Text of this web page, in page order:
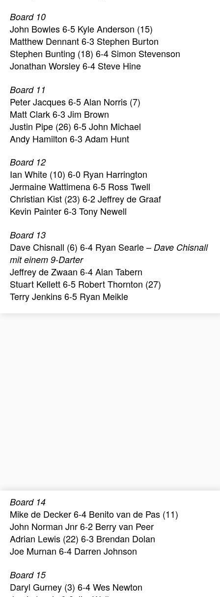
Board 10
John Bowles 6-5 Kyle Anderson (15)
Matthew Dennant 6-3 Stephen Burton
Stephen Bunting (18) 6-4 Simon Stevenson
Jonathan Worsley 6-4 Steve Hine
Board 11
Peter Jacques 6-5 Alan Norris (7)
Matt Clark 6-3 Jim Brown
Justin Pipe (26) 6-5 John Michael
Andy Hamilton 6-3 Adam Hunt
Board 12
Ian White (10) 6-0 Ryan Harrington
Jermaine Wattimena 6-5 Ross Twell
Christian Kist (23) 6-2 Jeffrey de Graaf
Kevin Painter 6-3 Tony Newell
Board 13
Dave Chisnall (6) 6-4 Ryan Searle – Dave Chisnall
mit einem 9-Darter
Jeffrey de Zwaan 6-4 Alan Tabern
Stuart Kellett 6-5 Robert Thornton (27)
Terry Jenkins 6-5 Ryan Meikle
Board 14
Mike de Decker 6-4 Benito van de Pas (11)
John Norman Jnr 6-2 Berry van Peer
Adrian Lewis (22) 6-3 Brendan Dolan
Joe Murnan 6-4 Darren Johnson
Board 15
Daryl Gurney (3) 6-4 Wes Newton